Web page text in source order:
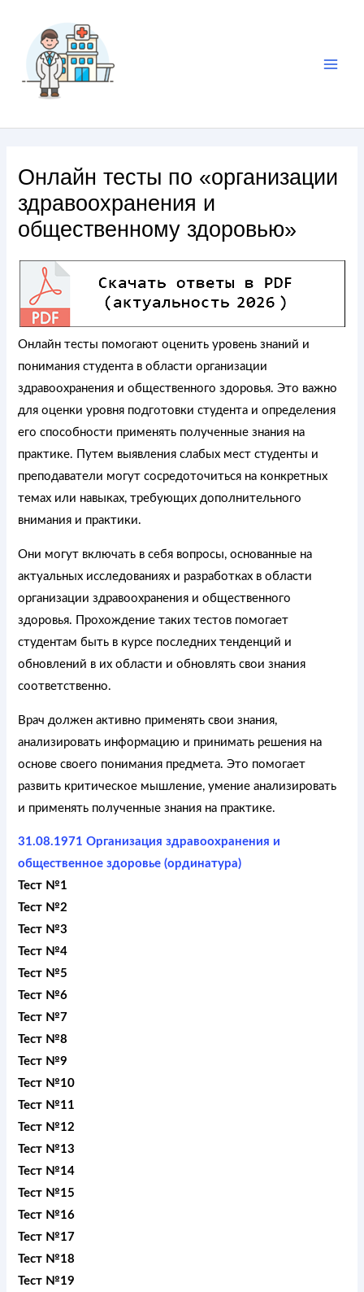
Онлайн тесты по «организации
здравоохранения и
общественному здоровью»
Онлайн тесты помогают оценить уровень знаний и
понимания студента в области организации
здравоохранения и общественного здоровья. Это важно
для оценки уровня подготовки студента и определения
его способности применять полученные знания на
практике. Путем выявления слабых мест студенты и
преподаватели могут сосредоточиться на конкретных
темах или навыках, требующих дополнительного
внимания и практики.
Они могут включать в себя вопросы, основанные на
актуальных исследованиях и разработках в области
организации здравоохранения и общественного
здоровья. Прохождение таких тестов помогает
студентам быть в курсе последних тенденций и
обновлений в их области и обновлять свои знания
соответственно.
Врач должен активно применять свои знания,
анализировать информацию и принимать решения на
основе своего понимания предмета. Это помогает
развить критическое мышление, умение анализировать
и применять полученные знания на практике.
31.08.1971 Организация здравоохранения и
общественное здоровье (ординатура)
Тест №1
Тест №2
Тест №3
Тест №4
Тест №5
Тест №6
Тест №7
Тест №8
Тест №9
Тест №10
Тест №11
Тест №12
Тест №13
Тест №14
Тест №15
Тест №16
Тест №17
Тест №18
Тест №19